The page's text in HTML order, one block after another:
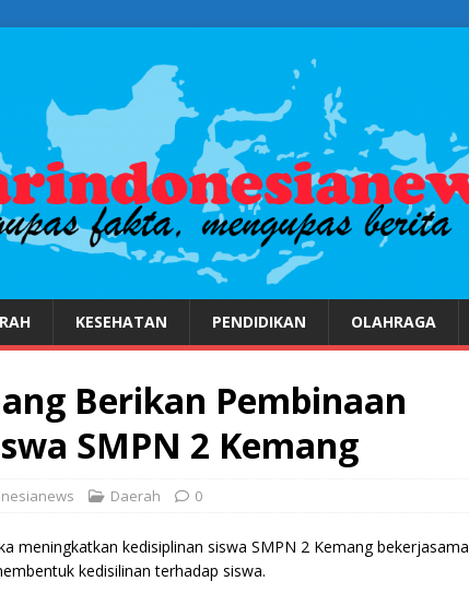
KESEHATAN PENDIDIKAN OLAHRAGA
Berikan Pembinaan
SMPN 2 Kemang
Daerah 0
meningkatkan kedisiplinan siswa SMPN 2 Kemang bekerjasama
kedisilinan terhadap siswa.